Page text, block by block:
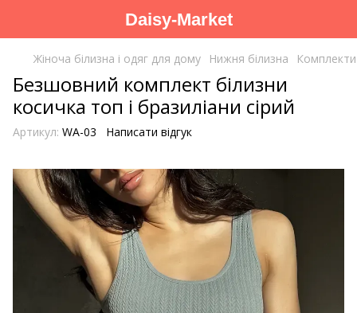
Daisy-Market
Жіноча білизна і одяг для дому Нижня білизна Комплекти
Безшовний комплект білизни
косичка топ і бразиліани сірий
Артикул: WA-03 Написати відгук